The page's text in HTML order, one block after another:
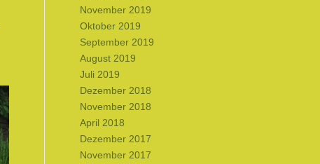
November 2019
Oktober 2019
September 2019
August 2019
Juli 2019
Dezember 2018
November 2018
April 2018
Dezember 2017
November 2017